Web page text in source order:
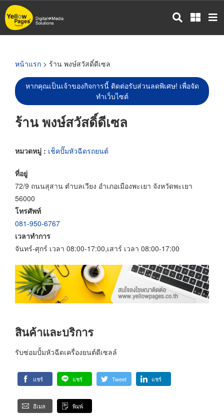
ข้าม
ไป
หน้าแรก > ร้าน พงษ์สวัสดิ์ดีเซล
หากคุณเป็นเจ้าของกิจการนี้ ติดต่อรับส่วนลดพิเศษ! เพื่อจัด
ทำเว็บไซต์
ร้าน พงษ์สวัสดิ์ดีเซล
หมวดหมู่ : เช็คปั๊มหัวฉีดรถยนต์
ที่อยู่
72/9 ถนนสุสาน ตำบลเวียง อำเภอเมืองพะเยา จังหวัดพะเยา
56000
โทรศัพท์
081-950-6767
เวลาทำการ
จันทร์-ศุกร์ เวลา 08:00-17:00,เสาร์ เวลา 08:00-17:00
สินค้าและบริการ
รับซ่อมปั้มหัวฉีดเครื่องยนต์ดีเซลล์
แชร์ แชร์ Tweet แชร์
อีเมล พิมพ์